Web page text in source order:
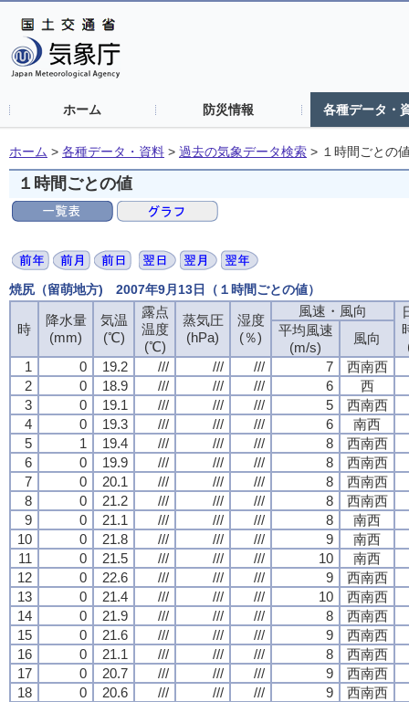
ホーム 防災情報 各種データ・
ホーム > 各種データ・資料 > 過去の気象データ検索 > １時間ごとの
１時間ごとの値
焼尻（留萌地方) 2007年9月13日（１時間ごとの値）
時
降水量
(mm)
気温
(℃)
露点
温度
(℃)
蒸気圧
(hPa)
湿度
(％)
風速・風向
平均風速
(m/s)
風向
1
0 19.2 /// /// /// 7
西南西
2
0 18.9 /// /// /// 6
西
3
0 19.1 /// /// /// 5
西南西
4
0 19.3 /// /// /// 6
南西
5
1 19.4 /// /// /// 8
西南西
6
0 19.9 /// /// /// 8
西南西
7
0 20.1 /// /// /// 8
西南西
8
0 21.2 /// /// /// 8
西南西
9
0 21.1 /// /// /// 8
南西
10
0 21.8 /// /// /// 9
南西
11
0 21.5 /// /// /// 10
南西
12
0 22.6 /// /// /// 9
西南西
13
0 21.4 /// /// /// 10
西南西
14
0 21.9 /// /// /// 8
西南西
15
0 21.6 /// /// /// 9
西南西
16
0 21.1 /// /// /// 8
西南西
17
0 20.7 /// /// /// 9
西南西
18
0 20.6 /// /// /// 9
西南西